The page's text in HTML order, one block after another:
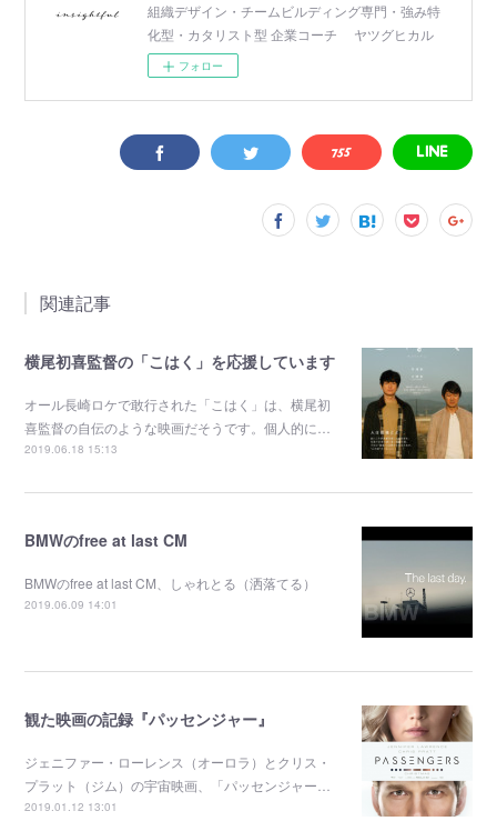
組織デザイン・チームビルディング専門・強み特
化型・カタリスト型 企業コーチ ヤツグヒカル
フォロー
関連記事
横尾初喜監督の「こはく」を応援しています
オール長崎ロケで敢行された「こはく」は、横尾初
喜監督の自伝のような映画だそうです。個人的に…
2019.06.18 15:13
BMWのfree at last CM
BMWのfree at last CM、しゃれとる（洒落てる）
2019.06.09 14:01
観た映画の記録『パッセンジャー』
ジェニファー・ローレンス（オーロラ）とクリス・
プラット（ジム）の宇宙映画、「パッセンジャー…
2019.01.12 13:01